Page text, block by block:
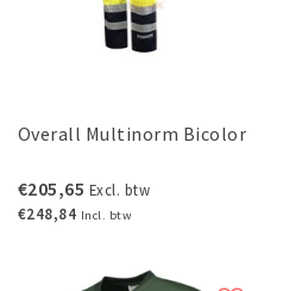
Overall Multinorm Bicolor
€205,65 Excl. btw
€248,84 Incl. btw